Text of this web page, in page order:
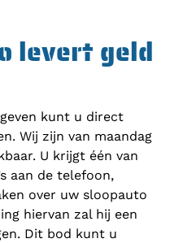
levert geld
kunt u direct
Wij zijn van maandag
U krijgt één van
aan de telefoon,
over uw sloopauto
hiervan zal hij een
Dit bod kunt u